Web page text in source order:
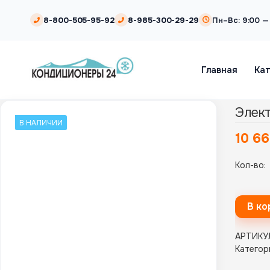
8-800-505-95-92 8-985-300-29-29 Пн–Вс: 9:00 —
Главная
В НАЛИЧИИ
10
Кол-во:
В